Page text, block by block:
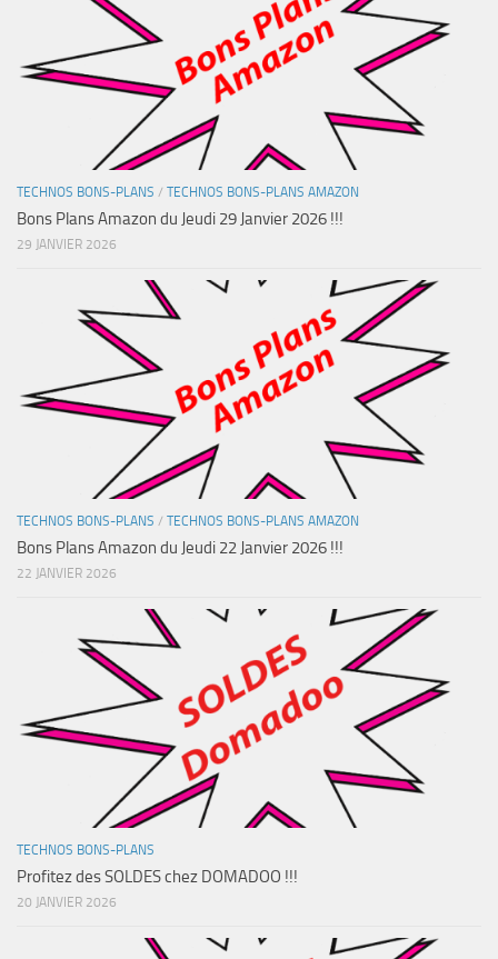
TECHNOS BONS-PLANS / TECHNOS BONS-PLANS AMAZON
Bons Plans Amazon du Jeudi 29 Janvier 2026 !!!
29 JANVIER 2026
TECHNOS BONS-PLANS / TECHNOS BONS-PLANS AMAZON
Bons Plans Amazon du Jeudi 22 Janvier 2026 !!!
22 JANVIER 2026
TECHNOS BONS-PLANS
Profitez des SOLDES chez DOMADOO !!!
20 JANVIER 2026